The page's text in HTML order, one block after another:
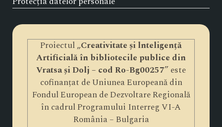
Proiectul „Creativitate și lnteligență
Artificială în bibliotecile publice din
Vratsa și Dolj – cod Ro-Bg00257” este
cofinanțat de Uniunea Europeană din
Fondul European de Dezvoltare Regională
în cadrul Programului Interreg VI-A
România – Bulgaria